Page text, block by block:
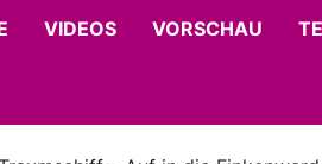
VIDEOS VORSCHAU